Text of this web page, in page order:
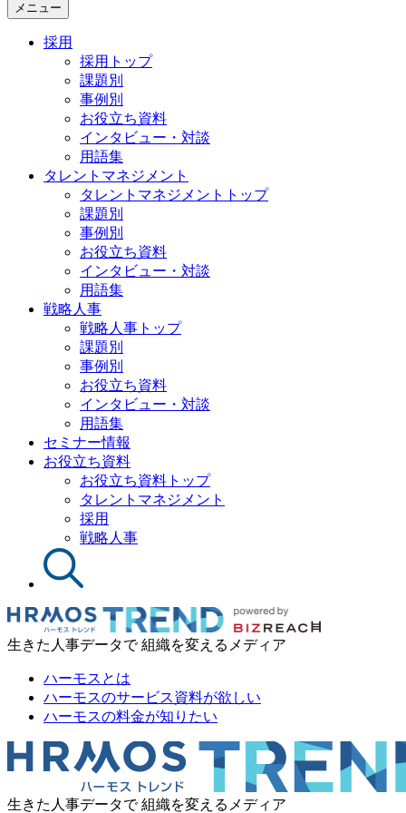
メニュー
採用
採用トップ
課題別
事例別
お役立ち資料
インタビュー・対談
用語集
タレントマネジメント
タレントマネジメントトップ
課題別
事例別
お役立ち資料
インタビュー・対談
用語集
戦略人事
戦略人事トップ
課題別
事例別
お役立ち資料
インタビュー・対談
用語集
セミナー情報
お役立ち資料
お役立ち資料トップ
タレントマネジメント
採用
戦略人事
生きた人事データで 組織を変えるメディア
ハーモスとは
ハーモスのサービス資料が欲しい
ハーモスの料金が知りたい
生きた人事データで 組織を変えるメディア